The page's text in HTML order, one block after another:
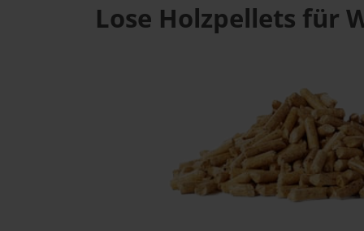
Lose Holzpellets für